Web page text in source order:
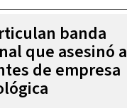
banda
que asesinó a
de empresa